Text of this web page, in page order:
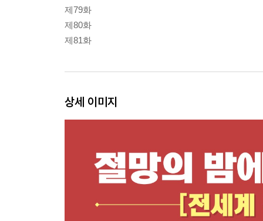
제79화
제80화
제81화
상세 이미지